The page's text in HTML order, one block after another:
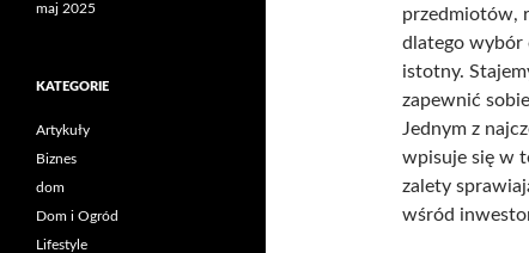
przedmiotów,
dlatego wybór
istotny.
zapewnić
Jednym z
wpisuje się w
zalety
wśród
maj 2025
KATEGORIE
Artykuły
Biznes
dom
Dom i Ogród
Lifestyle